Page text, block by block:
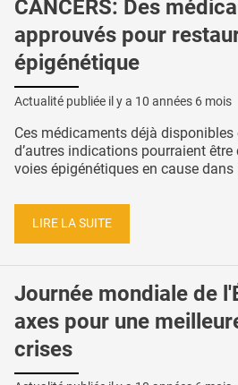
CANCERS: Des
approuvés pour
épigénétique
Actualité publiée il y a 10 années 6 mois
Ces médicaments déjà
d’autres indications pourraient
voies épigénétiques en cause dans
LIRE LA SUITE
Journée mondiale de
axes pour une
crises